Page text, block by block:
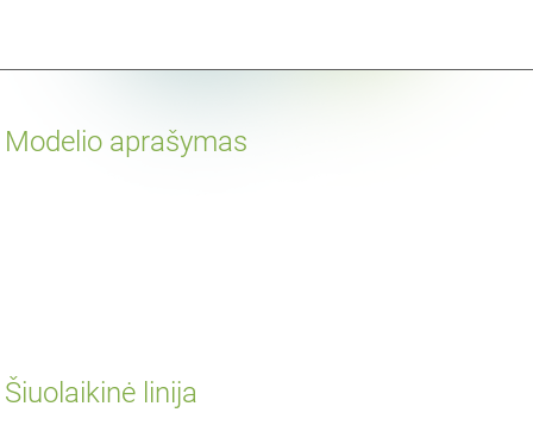
Modelio aprašymas
Šiuolaikinė linija